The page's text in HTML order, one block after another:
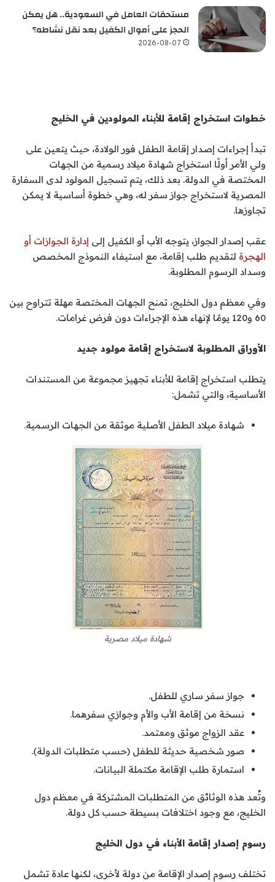
مستحقات العامل في السعودية.. هل يمكن
الحجز على أموال الكفيل بعد نقل نشاطه؟
2026-08-07
خطوات استخراج إقامة للأبناء المولودين في الخليج
تبدأ إجراءات إصدار إقامة الطفل فور الولادة، حيث يتعين على
ولي الأمر أولًا استخراج شهادة ميلاد رسمية من الجهات
المختصة في الدولة. بعد ذلك، يتم تسجيل المولود لدى السفارة
المصرية لاستخراج جواز سفر له، وهي خطوة أساسية لا يمكن
تجاوزها.
عقب إصدار الجواز، يتوجه الأب أو الكفيل إلى إدارة الجوازات أو
الهجرة لتقديم طلب إقامة، مع استيفاء النموذج المخصص
وسداد الرسوم المطلوبة.
وفي معظم دول الخليج، تمنح الجهات المختصة مهلة تتراوح بين
60 و120 يومًا لإنهاء هذه الإجراءات دون فرض غرامات.
الأوراق المطلوبة لاستخراج إقامة مولود جديد
يتطلب استخراج إقامة للأبناء تجهيز مجموعة من المستندات
الأساسية، والتي تشمل:
شهادة ميلاد الطفل الأصلية موثقة من الجهات الرسمية.
شهادة ميلاد مصرية
جواز سفر ساري للطفل.
نسخة من إقامة الأب والأم وجوازي سفرهما.
عقد الزواج موثق ومعتمد.
صور شخصية حديثة للطفل (حسب متطلبات الدولة).
استمارة طلب الإقامة مكتملة البيانات.
وتُعد هذه الوثائق من المتطلبات المشتركة في معظم دول
الخليج، مع وجود اختلافات بسيطة حسب كل دولة.
رسوم إصدار إقامة الأبناء في دول الخليج
تختلف رسوم إصدار الإقامة من دولة لأخرى، لكنها عادة تشمل